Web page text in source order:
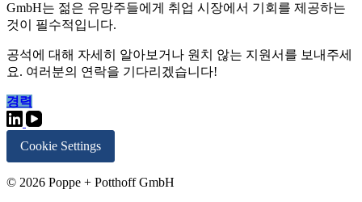
GmbH는 젊은 유망주들에게 취업 시장에서 기회를 제공하는
것이 필수적입니다.
공석에 대해 자세히 알아보거나 원치 않는 지원서를 보내주세
요. 여러분의 연락을 기다리겠습니다!
경력
Cookie Settings
© 2026 Poppe + Potthoff GmbH